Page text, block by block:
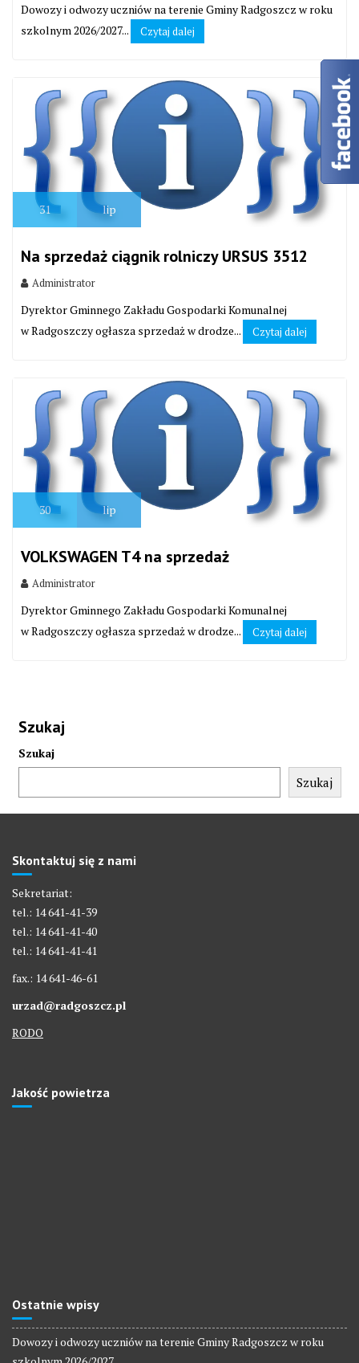
Dowozy i odwozy uczniów na terenie Gminy Radgoszcz w roku
szkolnym 2026/2027...
Czytaj dalej
31 lip
Na sprzedaż ciągnik rolniczy URSUS 3512
Administrator
Dyrektor Gminnego Zakładu Gospodarki Komunalnej
w Radgoszczy ogłasza sprzedaż w drodze...
Czytaj dalej
30 lip
VOLKSWAGEN T4 na sprzedaż
Administrator
Dyrektor Gminnego Zakładu Gospodarki Komunalnej
w Radgoszczy ogłasza sprzedaż w drodze...
Czytaj dalej
Szukaj
Szukaj
Szukaj
Skontaktuj się z nami
Sekretariat:
tel.: 14 641-41-39
tel.: 14 641-41-40
tel.: 14 641-41-41
fax.: 14 641-46-61
urzad@radgoszcz.pl
RODO
Jakość powietrza
Ostatnie wpisy
Dowozy i odwozy uczniów na terenie Gminy Radgoszcz w roku